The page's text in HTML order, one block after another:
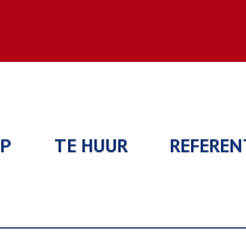
TE HUUR